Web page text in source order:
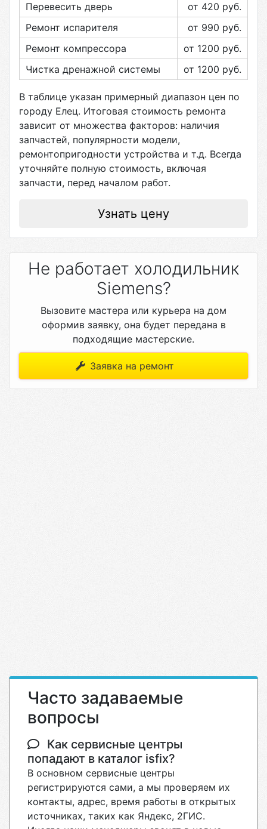
Перевесить дверь
от 420 руб.
Ремонт испарителя
от 990 руб.
Ремонт компрессора
от 1200 руб.
Чистка дренажной системы
от 1200 руб.
В таблице указан примерный диапазон цен по
городу Елец. Итоговая стоимость ремонта
зависит от множества факторов: наличия
запчастей, популярности модели,
ремонтопригодности устройства и т.д. Всегда
уточняйте полную стоимость, включая
запчасти, перед началом работ.
Узнать цену
Не работает холодильник
Siemens?
Вызовите мастера или курьера на дом
оформив заявку, она будет передана в
подходящие мастерские.
Заявка на ремонт
Часто задаваемые
вопросы
Как сервисные центры
попадают в каталог isfix?
В основном сервисные центры
регистрируются сами, а мы проверяем их
контакты, адрес, время работы в открытых
источниках, таких как Яндекс, 2ГИС.